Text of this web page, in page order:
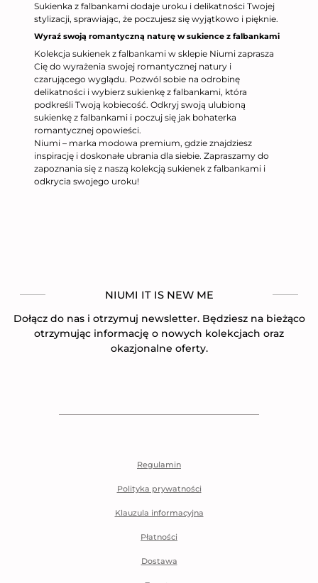
Sukienka z falbankami dodaje uroku i delikatności Twojej
stylizacji, sprawiając, że poczujesz się wyjątkowo i pięknie.
Wyraź swoją romantyczną naturę w sukience z falbankami
Kolekcja sukienek z falbankami w sklepie Niumi zaprasza
Cię do wyrażenia swojej romantycznej natury i
czarującego wyglądu. Pozwól sobie na odrobinę
delikatności i wybierz sukienkę z falbankami, która
podkreśli Twoją kobiecość. Odkryj swoją ulubioną
sukienkę z falbankami i poczuj się jak bohaterka
romantycznej opowieści.
Niumi – marka modowa premium, gdzie znajdziesz
inspirację i doskonałe ubrania dla siebie. Zapraszamy do
zapoznania się z naszą kolekcją sukienek z falbankami i
odkrycia swojego uroku!
NIUMI IT IS NEW ME
Dołącz do nas i otrzymuj newsletter. Będziesz na bieżąco
otrzymując informację o nowych kolekcjach oraz
okazjonalne oferty.
Regulamin
Polityka prywatności
Klauzula informacyjna
Płatności
Dostawa